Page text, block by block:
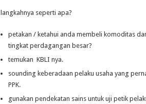
langkahnya seperti apa?
petakan / ketahui anda membeli komoditas
tingkat perdagangan besar?
temukan KBLI nya.
sounding keberadaan pelaku usaha yang
PPK.
gunakan pendekatan sains untuk uji petik